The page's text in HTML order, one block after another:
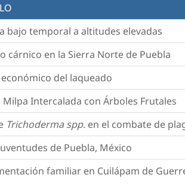
bajo temporal a altitudes elevadas
cárnico en la Sierra Norte de Puebla
del laqueado
Milpa Intercalada con Árboles Frutales
Trichoderma spp. en el combate de
de Puebla, México
familiar en Cuilápam de